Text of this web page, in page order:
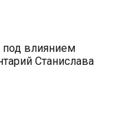
под влиянием
Станислава